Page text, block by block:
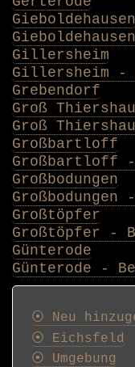
Gieboldehausen
Gillersheim
Gillersheim -
Grebendorf
Groß
Groß
Großbartloff
Großbartloff -
Großbodungen
Großbodungen
Großtöpfer
Großtöpfer -
Günterode
Günterode -
Postkarten
⦿ Neu
⦿ Eichsfeld
⦿ Umgebung